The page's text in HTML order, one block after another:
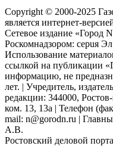
Copyright © 2000-2025
является интернет-
Сетевое издание «Город
Роскомнадзором: серuя
Использование
ссылкой на публикации
информацию, не
лет. | Учредитель,
редакции: 344000,
ком. 13, 13а | Телефон
mail: n@gorodn.ru |
А.В.
Ростовский деловой